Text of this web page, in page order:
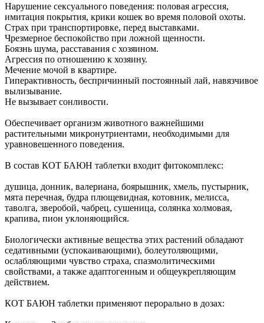
Нарушение сексуального поведения: половая агрессия,
имитация покрытия, крики кошек во время половой охоты.
Страх при транспортировке, перед выставками.
Чрезмерное беспокойство при ложной щенности.
Боязнь шума, расставания с хозяином.
Агрессия по отношению к хозяину.
Мечение мочой в квартире.
Гиперактивность, беспричинный постоянный лай, навязчивое
вылизывание.
Не вызывает сонливости.
Обеспечивает организм животного важнейшими
растительными микронутриентами, необходимыми для
уравновешенного поведения.
В состав КОТ БАЮН таблетки входит фитокомплекс:
душица, донник, валериана, боярышник, хмель, пустырник,
мята перечная, будра плющевидная, котовник, мелисса,
таволга, зверобой, чабрец, сушеница, солянка холмовая,
крапива, пион уклоняющийся.
Биологически активные вещества этих растений обладают
седативными (успокаивающими), болеутоляющими,
ослабляющими чувство страха, спазмолитическими
свойствами, а также адаптогенным и общеукрепляющим
действием.
КОТ БАЮН таблетки применяют перорально в дозах: